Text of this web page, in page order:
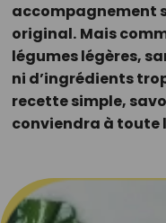
accompagnement
original. Mais
légumes légères,
ni d’ingrédients
recette simple,
conviendra à toute